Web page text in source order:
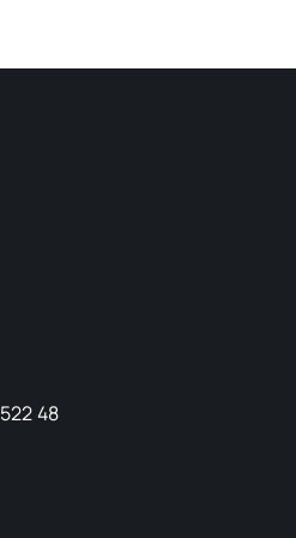
48